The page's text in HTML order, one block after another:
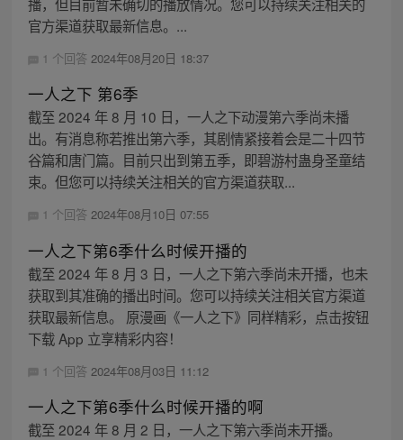
官方渠道获取最新信息。...
1 个回答 2024年08月20日 18:37
一人之下 第6季
截至 2024 年 8 月 10 日，一人之下动漫第六季尚未播
出。有消息称若推出第六季，其剧情紧接着会是二十四节
谷篇和唐门篇。目前只出到第五季，即碧游村蛊身圣童结
束。但您可以持续关注相关的官方渠道获取...
1 个回答 2024年08月10日 07:55
一人之下第6季什么时候开播的
截至 2024 年 8 月 3 日，一人之下第六季尚未开播，也未
获取到其准确的播出时间。您可以持续关注相关官方渠道
获取最新信息。 原漫画《一人之下》同样精彩，点击按钮
下载 App 立享精彩内容！
1 个回答 2024年08月03日 11:12
一人之下第6季什么时候开播的啊
截至 2024 年 8 月 2 日，一人之下第六季尚未开播。